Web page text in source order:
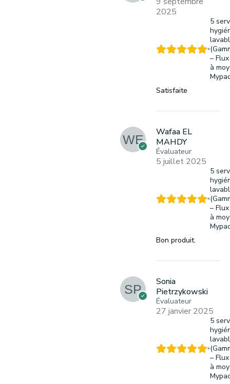
2025
5
–
à
Satisfaite
Wafaa EL
MAHDY
Évaluateur
5 juillet 2025
5
–
à
Bon produit.
Sonia
Pietrzykowski
Évaluateur
27 janvier 2025
5
–
à